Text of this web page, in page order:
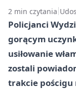
2 min czytania
Policjanci
gorącym
usiłowanie
zostali
trakcie pościgu